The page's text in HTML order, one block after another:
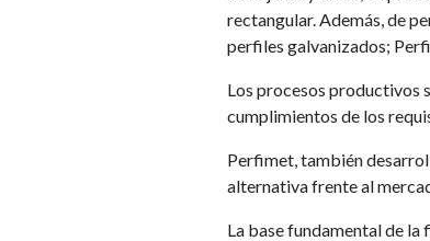
rectangular. Además, de
perfiles galvanizados;
Los procesos productivos
cumplimientos de los
Perfimet, también
alternativa frente al
La base fundamental de